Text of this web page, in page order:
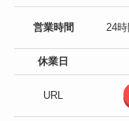
営業時間 24
休業日
URL